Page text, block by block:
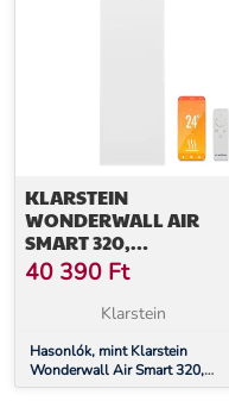
KLARSTEIN
WONDERWALL AIR
SMART 320,
INFRAVÖRÖS
HŐSUGÁRZÓ, 30 X 100
CM, 320 W,
40 390 Ft
Klarstein
Hasonlók, mint Klarstein
Wonderwall Air Smart 320,
infravörös hősugárzó, 30 x 100